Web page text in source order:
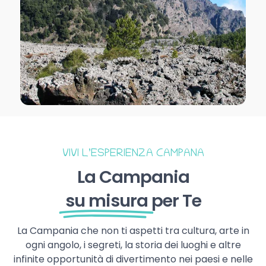
VIVI L’ESPERIENZA CAMPANA
La Campania
su misura per Te
La Campania che non ti aspetti tra cultura, arte in
ogni angolo, i segreti, la storia dei luoghi e altre
infinite opportunità di divertimento nei paesi e nelle